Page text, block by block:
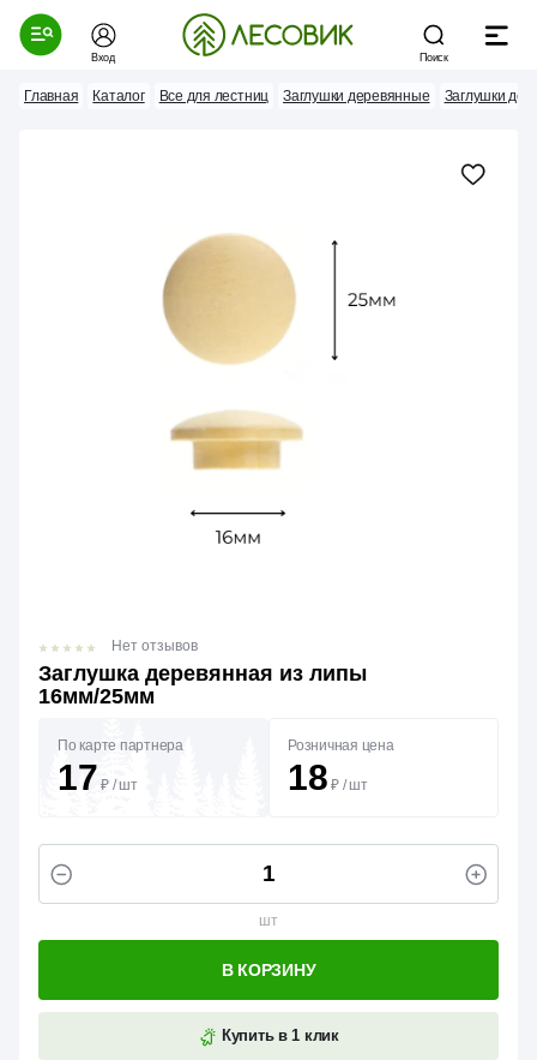
Вход Поиск
Главная Каталог Все для лестниц Заглушки деревянные Заглушки
Заглушка деревянная из липы
16мм/25мм
Нет отзывов
По карте партнера
17 ₽ /шт
Розничная цена
18 ₽ / шт
шт
Купить в 1 клик
В КОРЗИНУ